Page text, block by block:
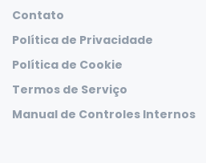
Contato
Política de Privacidade
Política de Cookie
Termos de Serviço
Manual de Controles Internos